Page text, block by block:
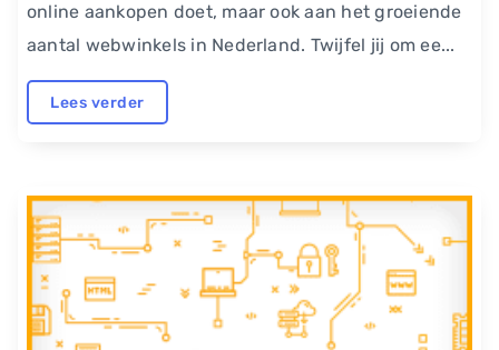
online aankopen doet, maar ook aan het groeiende
aantal webwinkels in Nederland. Twijfel jij om ee...
Lees verder